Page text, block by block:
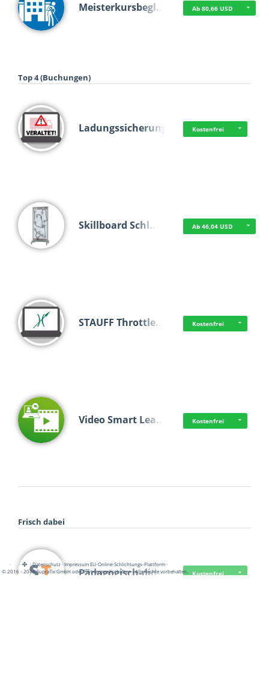
Meisterkursbegl… Ab 80,66 USD
Top 4 (Buchungen)
Ladungssicherung Kostenfrei
Skillboard Schl… Ab 46,04 USD
STAUFF Throttle… Kostenfrei
Video Smart Lea… Kostenfrei
Frisch dabei
Pädagogisch-did… Kostenfrei
· · ·Datenschutz·Impressum EU-Online-Schlichtungs-Plattform·
© 2016 - 2026 SupraTix GmbH oder Partnergesellschaften - Alle Rechte vorbehalten.